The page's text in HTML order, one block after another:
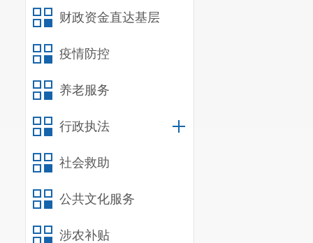
财政资金直达基层
疫情防控
养老服务
行政执法
社会救助
公共文化服务
涉农补贴